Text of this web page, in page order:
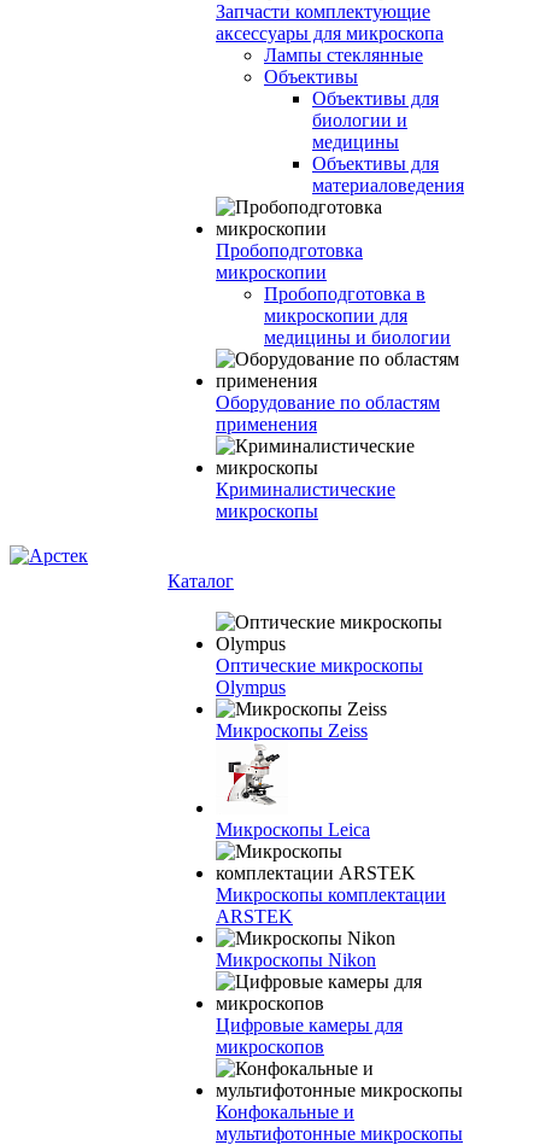
Запчасти комплектующие
аксессуары для микроскопа
Лампы стеклянные
Объективы
Объективы для
биологии и
медицины
Объективы для
материаловедения
Пробоподготовка
микроскопии
Пробоподготовка в
микроскопии для
медицины и биологии
Оборудование по областям
применения
Криминалистические
микроскопы
Каталог
Оптические микроскопы
Olympus
Микроскопы Zeiss
Микроскопы Leica
Микроскопы комплектации
ARSTEK
Микроскопы Nikon
Цифровые камеры для
микроскопов
Конфокальные и
мультифотонные микроскопы